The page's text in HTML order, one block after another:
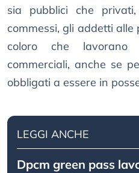
sia pubblici che
commessi, gli addetti
coloro che lavorano
commerciali, anche se
obbligati a essere in
LEGGI ANCHE
Dpcm green pass